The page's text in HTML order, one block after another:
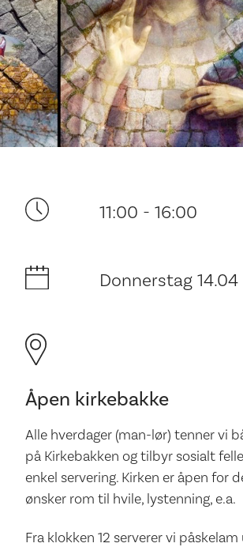
Ditt besøk
Musikk
Historie og arkitektur
11:00 - 16:00
Donnerstag 14.04
Åpen kirkebakke
Alle hverdager (man-lør) tenner vi
på Kirkebakken og tilbyr sosialt
enkel servering. Kirken er åpen for
ønsker rom til hvile, lystenning, e.a.
Fra klokken 12 serverer vi påskelam